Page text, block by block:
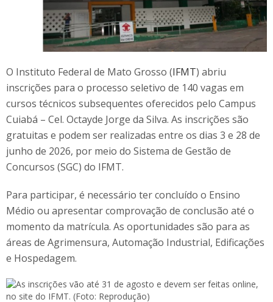
O Instituto Federal de Mato Grosso (IFMT) abriu
inscrições para o processo seletivo de 140 vagas em
cursos técnicos subsequentes oferecidos pelo Campus
Cuiabá – Cel. Octayde Jorge da Silva. As inscrições são
gratuitas e podem ser realizadas entre os dias 3 e 28 de
junho de 2026, por meio do Sistema de Gestão de
Concursos (SGC) do IFMT.
Para participar, é necessário ter concluído o Ensino
Médio ou apresentar comprovação de conclusão até o
momento da matrícula. As oportunidades são para as
áreas de Agrimensura, Automação Industrial, Edificações
e Hospedagem.